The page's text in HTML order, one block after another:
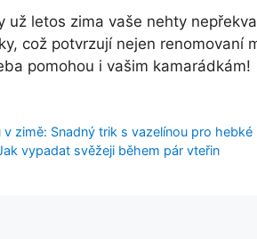
už letos zima vaše nehty
což potvrzují nejen renomovaní
pomohou i vašim kamarádkám!
zimě: Snadný trik s vazelínou pro hebké
vypadat svěžeji během pár vteřin